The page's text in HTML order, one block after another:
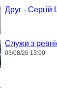
Друг - Сергій
Служи з
03/08/26 13:00